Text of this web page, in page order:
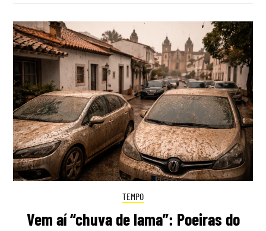
TEMPO
Vem aí “chuva de lama”: Poeiras do